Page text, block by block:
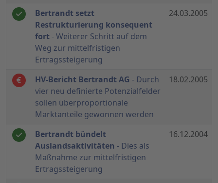
Bertrandt setzt
Restrukturierung konsequent
fort- Weiterer Schritt auf dem
Weg zur mittelfristigen
Ertragssteigerung
24.03.2005
HV-Bericht Bertrandt AG - Durch
vier neu definierte Potenzialfelder
sollen überproportionale
Marktanteile gewonnen werden
18.02.2005
Bertrandt bündelt
Auslandsaktivitäten - Dies als
Maßnahme zur mittelfristigen
Ertragssteigerung
16.12.2004